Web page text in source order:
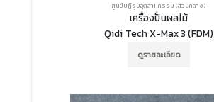
ศูนย์ปฏิรูปอุตสาหกรรม (ส่วนกลาง)
เครื่องปั่นผลไม้
Qidi Tech X-Max 3 (FDM)
ดูรายละเอียด